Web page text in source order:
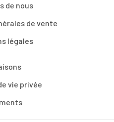
de nous
de vente
légales
vie privée